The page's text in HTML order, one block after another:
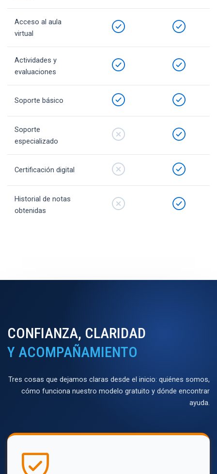
Acceso al aula
virtual
Actividades y
evaluaciones
Soporte básico
Soporte
especializado
Certificación digital
Historial de notas
obtenidas
CONFIANZA, CLARIDAD
Y ACOMPAÑAMIENTO
Tres cosas que dejamos claras desde el inicio: quiénes somos,
cómo funciona nuestro modelo gratuito y dónde encontrar
ayuda.